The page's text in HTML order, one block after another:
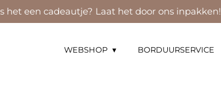
het een cadeautje? Laat het door ons inpakken!
WEBSHOP BORDUURSERVICE